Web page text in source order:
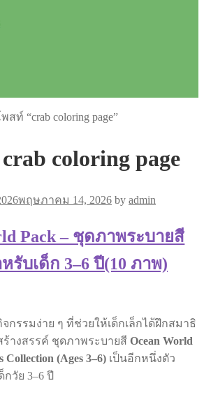
ท์ “crab coloring page”
crab coloring page
พฤษภาคม 14, 2026 by admin
Pack – ชุดภาพระบายสี
รับเด็ก 3–6 ปี(10 ภาพ)
รรมง่าย ๆ ที่ช่วยให้เด็กเล็กได้ฝึกสมาธิ
ร้างสรรค์ ชุดภาพระบายสี Ocean World
Collection (Ages 3–6) เป็นอีกหนึ่งตัว
วัย 3–6 ปี